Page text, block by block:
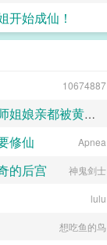
开始成仙！
10674887
身为少宗主的我，青梅师姐娘亲都被黄毛牛走了
江南大刀2012
修仙 Apnea
的后宫 神鬼剑士
lulu
想吃鱼的鸟